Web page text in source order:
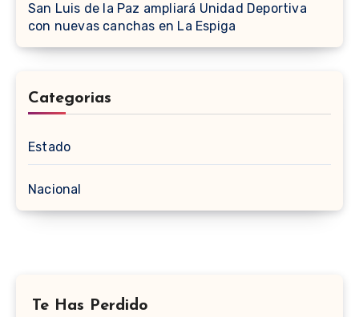
San Luis de la Paz ampliará Unidad Deportiva
con nuevas canchas en La Espiga
Categorias
Estado
Nacional
Te Has Perdido